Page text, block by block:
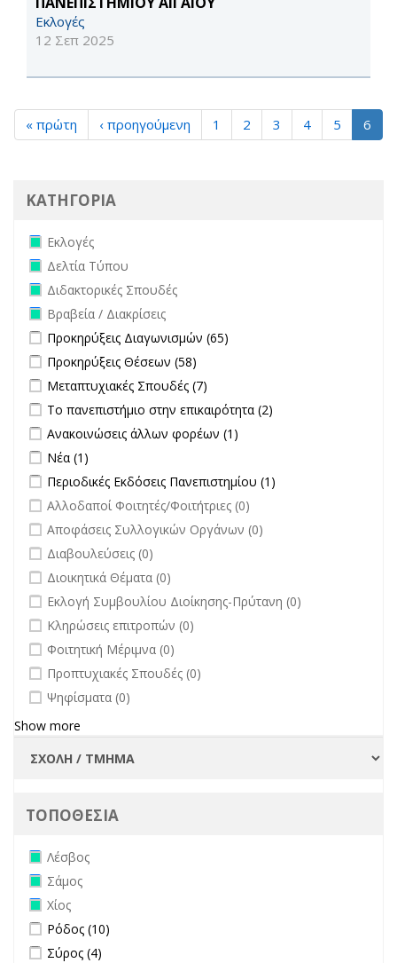
Εκλογές
12 Σεπ 2025
« πρώτη ‹ προηγούμενη 1 2 3 4 5 6
ΚΑΤΗΓΟΡΙΑ
Remove Εκλογές filter
Εκλογές
Remove Δελτία Τύπου filter
Δελτία Τύπου
Remove Διδακτορικές Σπουδές filter
Διδακτορικές Σπουδές
Remove Βραβεία / Διακρίσεις filter
Βραβεία / Διακρίσεις
Apply Προκηρύξεις Διαγωνισμών filter
Προκηρύξεις Διαγωνισμών (65)
Apply Προκηρύξεις Θέσεων filter
Προκηρύξεις Θέσεων (58)
Apply Μεταπτυχιακές Σπουδές filter
Μεταπτυχιακές Σπουδές (7)
Apply Το πανεπιστήμιο στην επικαιρότητα filter
Το πανεπιστήμιο στην επικαιρότητα (2)
Apply Ανακοινώσεις άλλων φορέων filter
Ανακοινώσεις άλλων φορέων (1)
Apply Νέα filter
Νέα (1)
Apply Περιοδικές Εκδόσεις Πανεπιστημίου filter
Περιοδικές Εκδόσεις Πανεπιστημίου (1)
undefined
Αλλοδαποί Φοιτητές/Φοιτήτριες (0)
undefined
Αποφάσεις Συλλογικών Οργάνων (0)
undefined
Διαβουλεύσεις (0)
undefined
Διοικητικά Θέματα (0)
undefined
Εκλογή Συμβουλίου Διοίκησης-Πρύτανη (0)
undefined
Κληρώσεις επιτροπών (0)
undefined
Φοιτητική Μέριμνα (0)
undefined
Προπτυχιακές Σπουδές (0)
undefined
Ψηφίσματα (0)
Show more
ΤΟΠΟΘΕΣΙΑ
Remove Λέσβος filter
Λέσβος
Remove Σάμος filter
Σάμος
Remove Χίος filter
Χίος
Apply Ρόδος filter
Ρόδος (10)
Apply Σύρος filter
Σύρος (4)